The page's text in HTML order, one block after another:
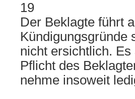
19
Der Beklagte führt
Kündigungsgründe
nicht ersichtlich.
Pflicht des
nehme insoweit